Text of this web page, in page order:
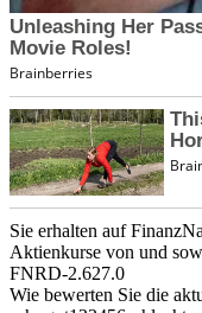
Sie erhalten auf
Aktienkurse von und
FNRD-2.627.0
Wie bewerten Sie die